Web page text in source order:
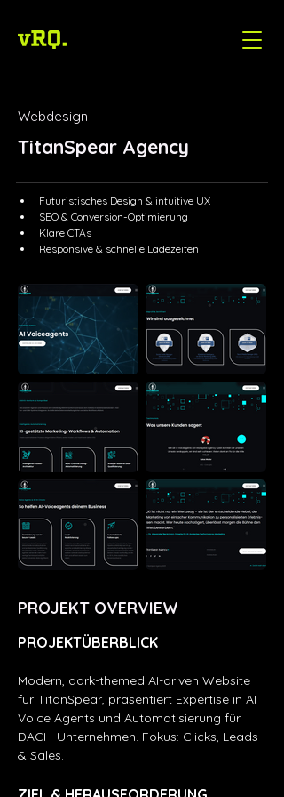
Webdesign
TitanSpear Agency
Futuristisches Design & intuitive UX
SEO & Conversion-Optimierung
Klare CTAs
Responsive & schnelle Ladezeiten
PROJEKT OVERVIEW
PROJEKTÜBERBLICK
Modern, dark-themed AI-driven Website
für TitanSpear, präsentiert Expertise in AI
Voice Agents und Automatisierung für
DACH-Unternehmen. Fokus: Clicks, Leads
& Sales.